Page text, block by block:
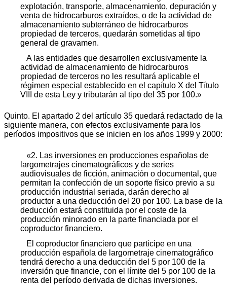
explotación, transporte, almacenamiento, depuración y
venta de hidrocarburos extraídos, o de la actividad de
almacenamiento subterráneo de hidrocarburos
propiedad de terceros, quedarán sometidas al tipo
general de gravamen.
A las entidades que desarrollen exclusivamente la
actividad de almacenamiento de hidrocarburos
propiedad de terceros no les resultará aplicable el
régimen especial establecido en el capítulo X del Título
VIII de esta Ley y tributarán al tipo del 35 por 100.»
Quinto. El apartado 2 del artículo 35 quedará redactado de la
siguiente manera, con efectos exclusivamente para los
períodos impositivos que se inicien en los años 1999 y 2000:
«2. Las inversiones en producciones españolas de
largometrajes cinematográficos y de series
audiovisuales de ficción, animación o documental, que
permitan la confección de un soporte físico previo a su
producción industrial seriada, darán derecho al
productor a una deducción del 20 por 100. La base de la
deducción estará constituida por el coste de la
producción minorado en la parte financiada por el
coproductor financiero.
El coproductor financiero que participe en una
producción española de largometraje cinematográfico
tendrá derecho a una deducción del 5 por 100 de la
inversión que financie, con el límite del 5 por 100 de la
renta del período derivada de dichas inversiones.